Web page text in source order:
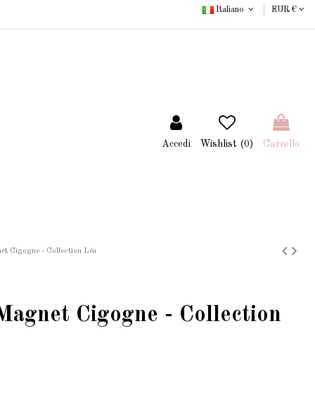
Italiano EUR €
Accedi Wishlist (0) Carrello
Cigogne - Collection Léa
Cigogne - Collection